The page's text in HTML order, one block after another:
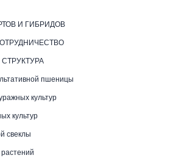
И ГИБРИДОВ
пшеницы
культур
культур
свеклы